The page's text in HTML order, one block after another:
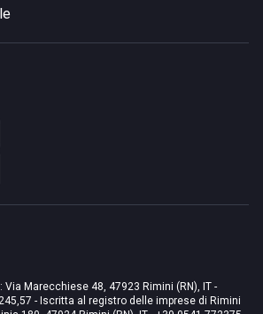
Via Marecchiese 48, 47923 Rimini (RN), IT -
- Iscritta al registro delle imprese di Rimini